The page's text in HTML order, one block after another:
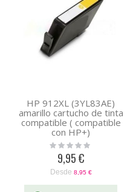
HP 912XL (3YL83AE)
amarillo cartucho de tinta
compatible ( compatible
con HP+)
Rating:
9,95 €
Desde 8,95 €